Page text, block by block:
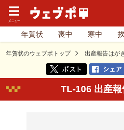
年賀状 喪中 寒中
年賀状のウェブポトップ 出産報告はが
TL-106 出産報